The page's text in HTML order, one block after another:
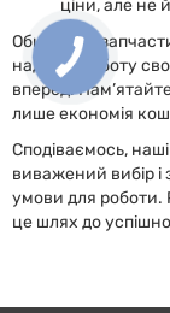
ціни, але не
Обираючи
надійну роботу
вперед.
лише економія
Сподіваємось,
виважений вибір
умови для роботи.
це шлях до